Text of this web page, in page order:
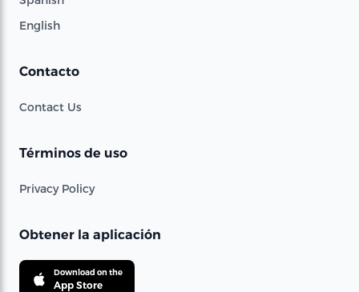
English
Contacto
Contact Us
Términos de uso
Privacy Policy
Obtener la aplicación
Download on the
App Store